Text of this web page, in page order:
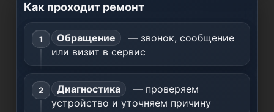
Как проходит ремонт
Обращение
— звонок, сообщение
или визит в сервис
Диагностика
— проверяем
устройство и уточняем причину